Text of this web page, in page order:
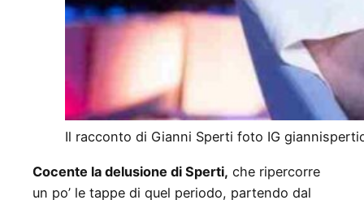
Il racconto di Gianni Sperti foto IG
Cocente la delusione di Sperti, che ripercorre
un po’ le tappe di quel periodo, partendo dal